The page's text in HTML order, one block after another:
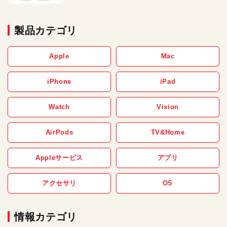
製品カテゴリ
Apple Mac
iPhone iPad
Watch Vision
AirPods TV&Home
Appleサービス アプリ
アクセサリ OS
情報カテゴリ